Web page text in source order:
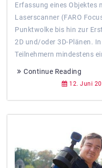
Erfassung eines Objektes
Laserscanner (FARO
Punktwolke bis hin zur
2D und/oder 3D-Plänen.
Teilnehmern mindestens
Continue Reading
12. Juni